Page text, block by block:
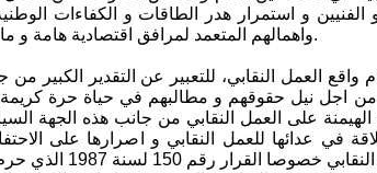
الفنيين و استمرار هدر الطاقات و الكفاءات
واهمالهم المتعمد لمرافق اقتصادية هامة و ما يلحقه ذلك من خسائر مادية كبيرة و تخريب للاقتصاد الوطني.
واقع العمل النقابي، للتعبير عن التقدير الكبير
نيل حقوقهم و مطالبهم في حياة حرة
على العمل النقابي من جانب هذه الجهة
في عدائها للعمل النقابي و اصرارها على